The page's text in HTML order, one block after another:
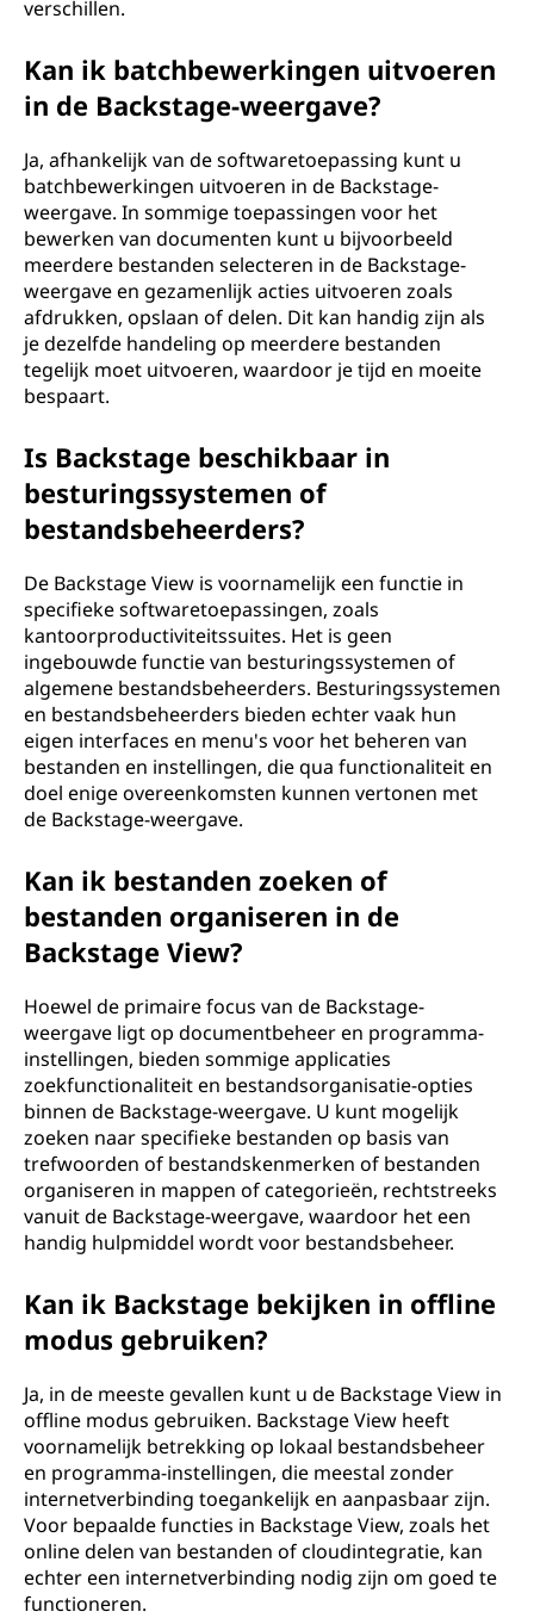
verschillen.
Kan ik batchbewerkingen uitvoeren
in de Backstage-weergave?
Ja, afhankelijk van de softwaretoepassing kunt u
batchbewerkingen uitvoeren in de Backstage-
weergave. In sommige toepassingen voor het
bewerken van documenten kunt u bijvoorbeeld
meerdere bestanden selecteren in de Backstage-
weergave en gezamenlijk acties uitvoeren zoals
afdrukken, opslaan of delen. Dit kan handig zijn als
je dezelfde handeling op meerdere bestanden
tegelijk moet uitvoeren, waardoor je tijd en moeite
bespaart.
Is Backstage beschikbaar in
besturingssystemen of
bestandsbeheerders?
De Backstage View is voornamelijk een functie in
specifieke softwaretoepassingen, zoals
kantoorproductiviteitssuites. Het is geen
ingebouwde functie van besturingssystemen of
algemene bestandsbeheerders. Besturingssystemen
en bestandsbeheerders bieden echter vaak hun
eigen interfaces en menu's voor het beheren van
bestanden en instellingen, die qua functionaliteit en
doel enige overeenkomsten kunnen vertonen met
de Backstage-weergave.
Kan ik bestanden zoeken of
bestanden organiseren in de
Backstage View?
Hoewel de primaire focus van de Backstage-
weergave ligt op documentbeheer en programma-
instellingen, bieden sommige applicaties
zoekfunctionaliteit en bestandsorganisatie-opties
binnen de Backstage-weergave. U kunt mogelijk
zoeken naar specifieke bestanden op basis van
trefwoorden of bestandskenmerken of bestanden
organiseren in mappen of categorieën, rechtstreeks
vanuit de Backstage-weergave, waardoor het een
handig hulpmiddel wordt voor bestandsbeheer.
Kan ik Backstage bekijken in offline
modus gebruiken?
Ja, in de meeste gevallen kunt u de Backstage View in
offline modus gebruiken. Backstage View heeft
voornamelijk betrekking op lokaal bestandsbeheer
en programma-instellingen, die meestal zonder
internetverbinding toegankelijk en aanpasbaar zijn.
Voor bepaalde functies in Backstage View, zoals het
online delen van bestanden of cloudintegratie, kan
echter een internetverbinding nodig zijn om goed te
functioneren.